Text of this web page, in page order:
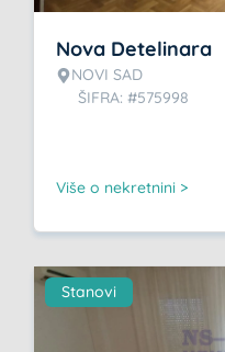
Nova Detelinara
NOVI SAD
ŠIFRA: #575998
Više o nekretnini >
Stanovi